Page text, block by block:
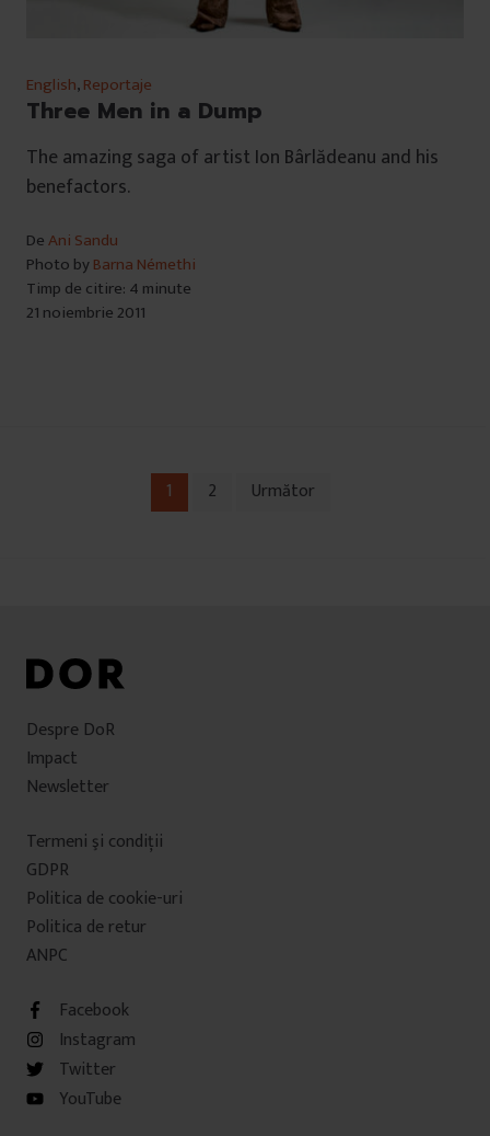
English,Reportaje
Three Men in a Dump
The amazing saga of artist Ion Bârlădeanu and his
benefactors.
DeAni Sandu
Photo byBarna Némethi
Timp de citire: 4 minute
21 noiembrie 2011
Navigare
1 2 Următor
Despre DoR
Impact
Newsletter
Termeni şi condiţii
GDPR
Politica de cookie-uri
Politica de retur
ANPC
Facebook
Instagram
Twitter
YouTube